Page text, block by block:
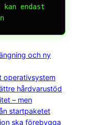
endast
och ny
operativsystem
hårdvarustöd
– men
startpaketet
ska förebygga